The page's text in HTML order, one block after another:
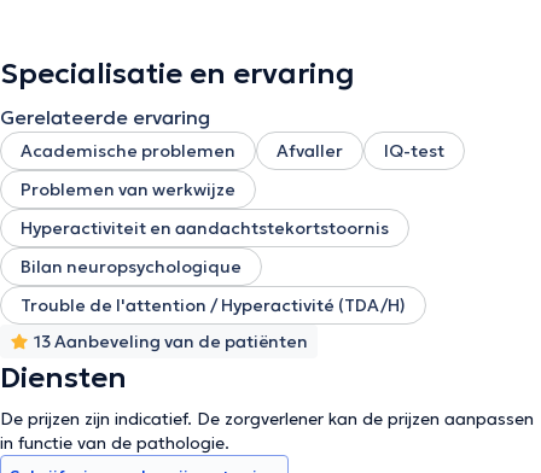
Specialisatie en ervaring
Gerelateerde ervaring
Academische problemen Afvaller
IQ-test
Problemen van werkwijze
Hyperactiviteit en aandachtstekortstoornis
Bilan neuropsychologique
Trouble de l'attention / Hyperactivité (TDA/H)
13 Aanbeveling van de patiënten
Diensten
De prijzen zijn indicatief. De zorgverlener kan de prijzen aanpassen
in functie van de pathologie.